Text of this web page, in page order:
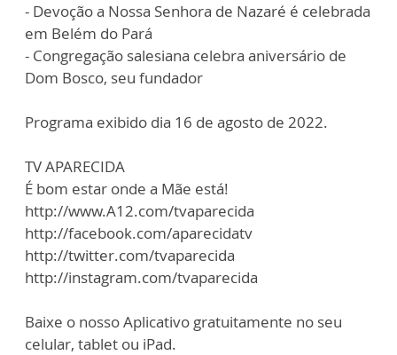
- Devoção a Nossa Senhora de Nazaré é celebrada
em Belém do Pará
- Congregação salesiana celebra aniversário de
Dom Bosco, seu fundador
Programa exibido dia 16 de agosto de 2022.
TV APARECIDA
É bom estar onde a Mãe está!
http://www.A12.com/tvaparecida
http://facebook.com/aparecidatv
http://twitter.com/tvaparecida
http://instagram.com/tvaparecida
Baixe o nosso Aplicativo gratuitamente no seu
celular, tablet ou iPad.